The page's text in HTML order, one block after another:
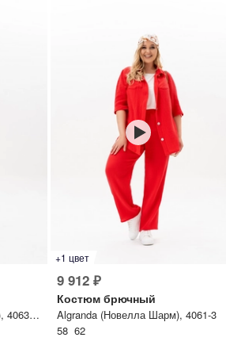
Algranda (Новелла Шарм), 4063-8-3
+1 цвет
9 912 ₽
Костюм брючный
Algranda (Новелла Шарм), 4061-3
58 62